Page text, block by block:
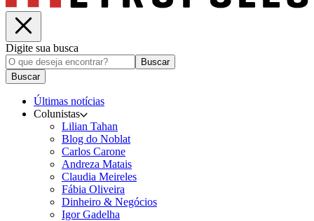
Digite sua busca
Buscar
Buscar
Últimas notícias
Colunistas
Lilian Tahan
Blog do Noblat
Carlos Carone
Andreza Matais
Claudia Meireles
Fábia Oliveira
Dinheiro & Negócios
Igor Gadelha